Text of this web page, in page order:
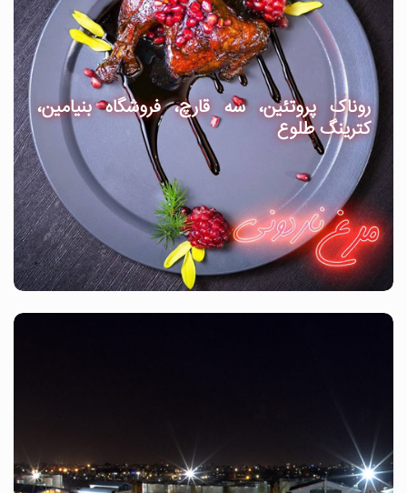
روناک پروتئین، سه قارچ، فروشگاه بنیامین،
کترینگ طلوع